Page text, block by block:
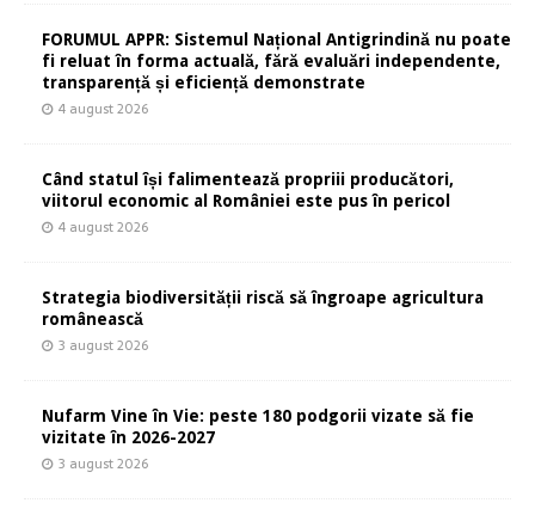
FORUMUL APPR: Sistemul Național Antigrindină nu poate
fi reluat în forma actuală, fără evaluări independente,
transparență și eficiență demonstrate
4 august 2026
Când statul își falimentează propriii producători,
viitorul economic al României este pus în pericol
4 august 2026
Strategia biodiversității riscă să îngroape agricultura
românească
3 august 2026
Nufarm Vine în Vie: peste 180 podgorii vizate să fie
vizitate în 2026-2027
3 august 2026